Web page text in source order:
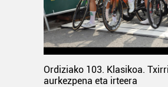
Ordiziako 103. Klasikoa.
aurkezpena eta irteera